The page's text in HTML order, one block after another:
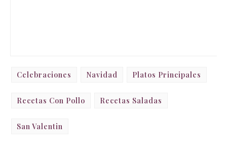
Celebraciones Navidad Platos Principales
Recetas Con Pollo Recetas Saladas
San Valentin